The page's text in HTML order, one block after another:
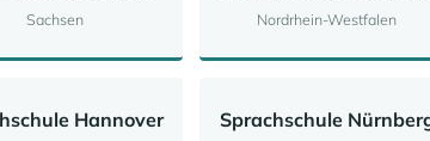
Sachsen Nordrhein-Westfalen
Hannover Sprachschule